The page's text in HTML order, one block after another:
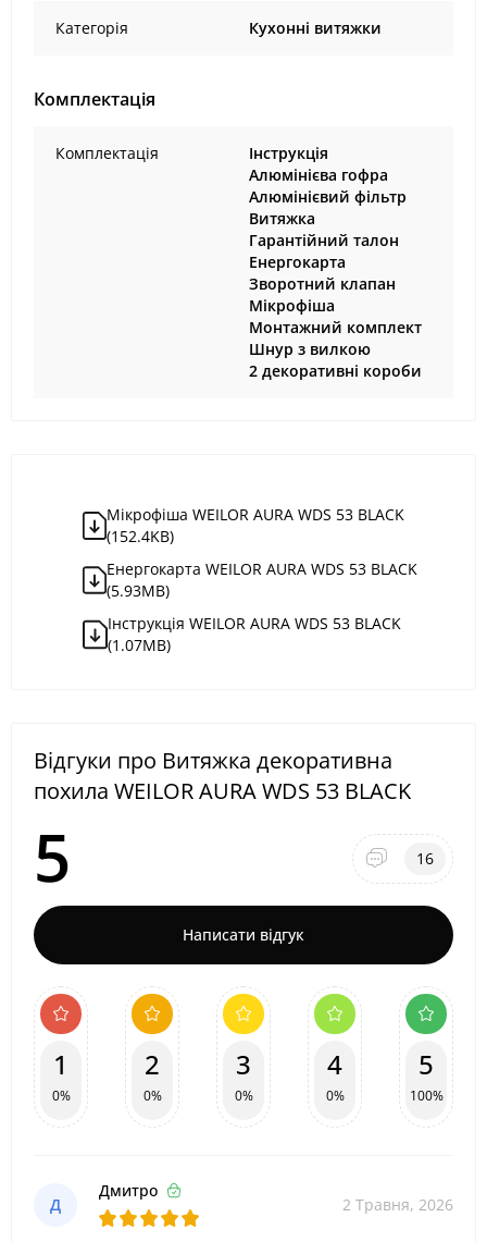
Категорія Кухонні витяжки
Комплектація
Комплектація
Інструкція
Алюмінієва гофра
Алюмінієвий фільтр
Витяжка
Гарантійний талон
Енергокарта
Зворотний клапан
Мікрофіша
Монтажний комплект
Шнур з вилкою
2 декоративні короби
Мікрофіша WEILOR AURA WDS 53 BLACK
(152.4KB)
Енергокарта WEILOR AURA WDS 53 BLACK
(5.93MB)
Інструкція WEILOR AURA WDS 53 BLACK
(1.07MB)
Відгуки про Витяжка декоративна
похила WEILOR AURA WDS 53 BLACK
5 16
Написати відгук
1
0%
2
0%
3
0%
4
0%
5
100%
Д
Дмитро
2 Травня, 2026